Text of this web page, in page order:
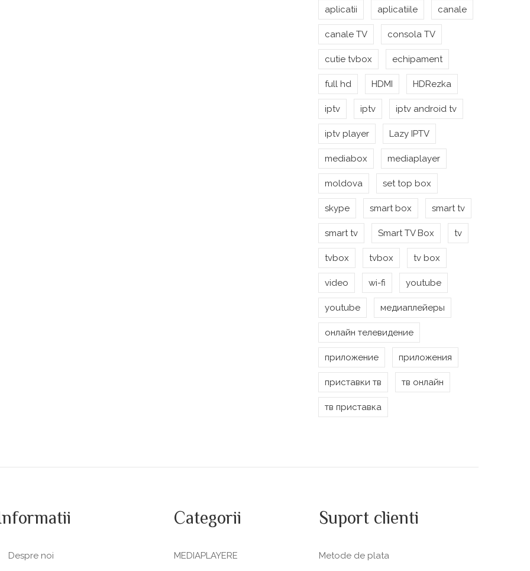
aplicatii aplicatiile canale
canale TV consola TV
cutie tvbox echipament
full hd HDMI HDRezka
iptv iptv iptv android tv
iptv player Lazy IPTV
mediabox mediaplayer
moldova set top box
skype smart box smart tv
smart tv Smart TV Box tv
tvbox tvbox tv box
video wi-fi youtube
youtube медиаплейеры
онлайн телевидение
приложение приложения
приставки тв тв онлайн
тв приставка
Despre noi
Categorii
MEDIAPLAYERE
Suport clienti
Metode de plata